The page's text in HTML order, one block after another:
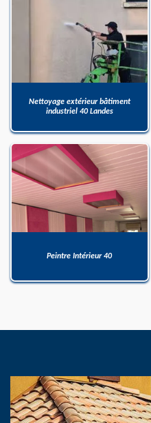
Nettoyage extérieur bâtiment
industriel 40 Landes
Peintre Intérieur 40